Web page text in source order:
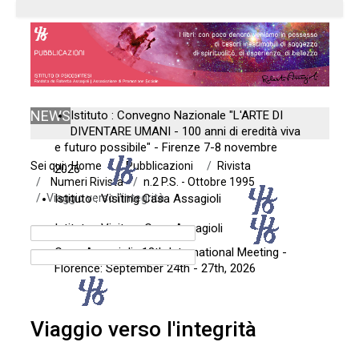
NEWSIstituto : Convegno Nazionale "L'ARTE DI
DIVENTARE UMANI - 100 anni di eredità viva
e futuro possibile" - Firenze 7-8 novembre
2026
Istituto : Visiting Casa Assagioli
Istituto : Visitare Casa Assagioli
Casa Assagioli : 12th International Meeting -
Florence: September 24th - 27th, 2026
Sei qui:Home Pubblicazioni
Rivista
Numeri Rivista
n.2 P.S. - Ottobre 1995
Viaggio verso l'integrità
Viaggio verso l'integrità